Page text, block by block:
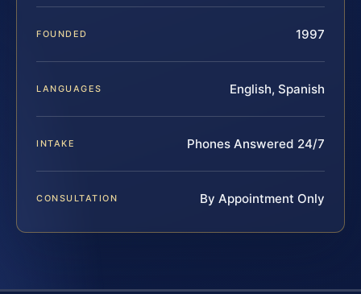
FOUNDED 1997
LANGUAGES English, Spanish
INTAKE Phones Answered 24/7
CONSULTATION By Appointment Only